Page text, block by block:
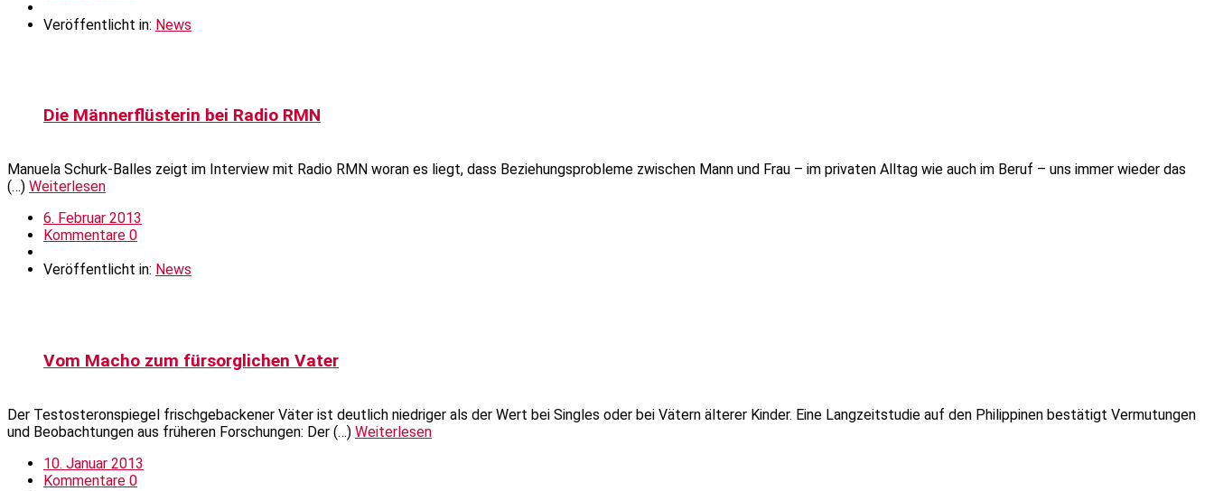
Veröffentlicht in: News
Die Männerflüsterin bei Radio RMN
Manuela Schurk-Balles zeigt im Interview mit Radio RMN woran es liegt, dass Beziehungsprobleme zwischen Mann und Frau – im privaten Alltag wie auch im Beruf – uns immer wieder das
(…) Weiterlesen
6. Februar 2013
Kommentare 0
Veröffentlicht in: News
Vom Macho zum fürsorglichen Vater
Der Testosteronspiegel frischgebackener Väter ist deutlich niedriger als der Wert bei Singles oder bei Vätern älterer Kinder. Eine Langzeitstudie auf den Philippinen bestätigt Vermutungen
und Beobachtungen aus früheren Forschungen: Der (…) Weiterlesen
10. Januar 2013
Kommentare 0